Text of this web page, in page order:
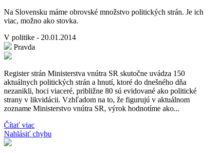
Na Slovensku máme obrovské množstvo politických strán. Je ich
viac, možno ako stovka.
V politike - 20.01.2014
Pravda
Register strán Ministerstva vnútra SR skutočne uvádza 150
aktuálnych politických strán a hnutí, ktoré do dnešného dňa
nezanikli, hoci viaceré, približne 80 sú evidované ako politické
strany v likvidácii. Vzhľadom na to, že figurujú v aktuálnom
zozname Ministerstvo vnútra SR, výrok hodnotíme ako...
Čítať viac
Nahlásiť chybu